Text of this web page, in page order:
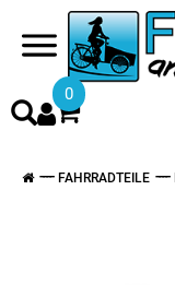
0
FAHRRADTEILE